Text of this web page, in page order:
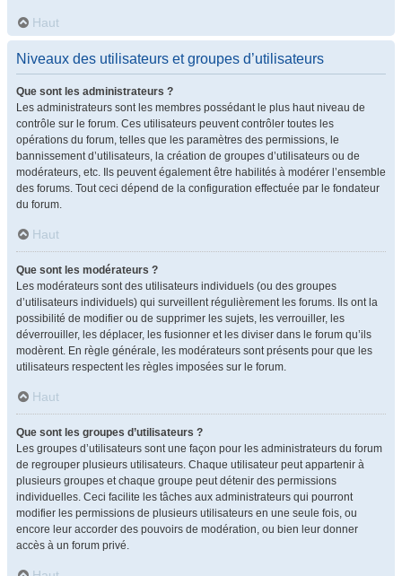
Haut
Niveaux des utilisateurs et groupes d’utilisateurs
Que sont les administrateurs ?
Les administrateurs sont les membres possédant le plus haut niveau de
contrôle sur le forum. Ces utilisateurs peuvent contrôler toutes les
opérations du forum, telles que les paramètres des permissions, le
bannissement d’utilisateurs, la création de groupes d’utilisateurs ou de
modérateurs, etc. Ils peuvent également être habilités à modérer l’ensemble
des forums. Tout ceci dépend de la configuration effectuée par le fondateur
du forum.
Haut
Que sont les modérateurs ?
Les modérateurs sont des utilisateurs individuels (ou des groupes
d’utilisateurs individuels) qui surveillent régulièrement les forums. Ils ont la
possibilité de modifier ou de supprimer les sujets, les verrouiller, les
déverrouiller, les déplacer, les fusionner et les diviser dans le forum qu’ils
modèrent. En règle générale, les modérateurs sont présents pour que les
utilisateurs respectent les règles imposées sur le forum.
Haut
Que sont les groupes d’utilisateurs ?
Les groupes d’utilisateurs sont une façon pour les administrateurs du forum
de regrouper plusieurs utilisateurs. Chaque utilisateur peut appartenir à
plusieurs groupes et chaque groupe peut détenir des permissions
individuelles. Ceci facilite les tâches aux administrateurs qui pourront
modifier les permissions de plusieurs utilisateurs en une seule fois, ou
encore leur accorder des pouvoirs de modération, ou bien leur donner
accès à un forum privé.